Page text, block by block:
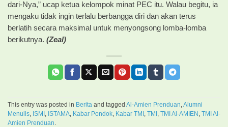
dari-Nya,” ucap ketua kelompok minat PEC itu. Walau begitu, ia
mengaku tidak ingin terlalu berbangga diri dan akan terus
berlatih secara maksimal untuk menyongsong lomba-lomba
berikutnya. (Zeal)
This entry was posted in Berita and tagged Al-Amien Prenduan Alumni
Menulis
ISMI ISTAMA Kabar Pondok Kabar TMI TMI TMI Al-AMIEN
TMI Al-
Amien Prenduan